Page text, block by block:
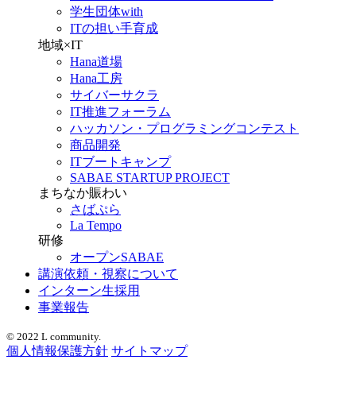
学生団体with
ITの担い手育成
地域×IT
Hana道場
Hana工房
サイバーサクラ
IT推進フォーラム
ハッカソン・プログラミングコンテスト
商品開発
ITブートキャンプ
SABAE STARTUP PROJECT
まちなか賑わい
さばぷら
La Tempo
研修
オープンSABAE
講演依頼・視察について
インターン生採用
事業報告
© 2022 L community.
個人情報保護方針 サイトマップ